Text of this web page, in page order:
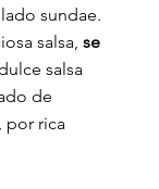
sundae.
salsa, se
salsa
de
por rica